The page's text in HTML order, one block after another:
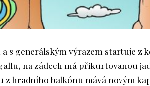
a s generálským výrazem startuje z
na zádech má přikurtovanou
z hradního balkónu mává novým